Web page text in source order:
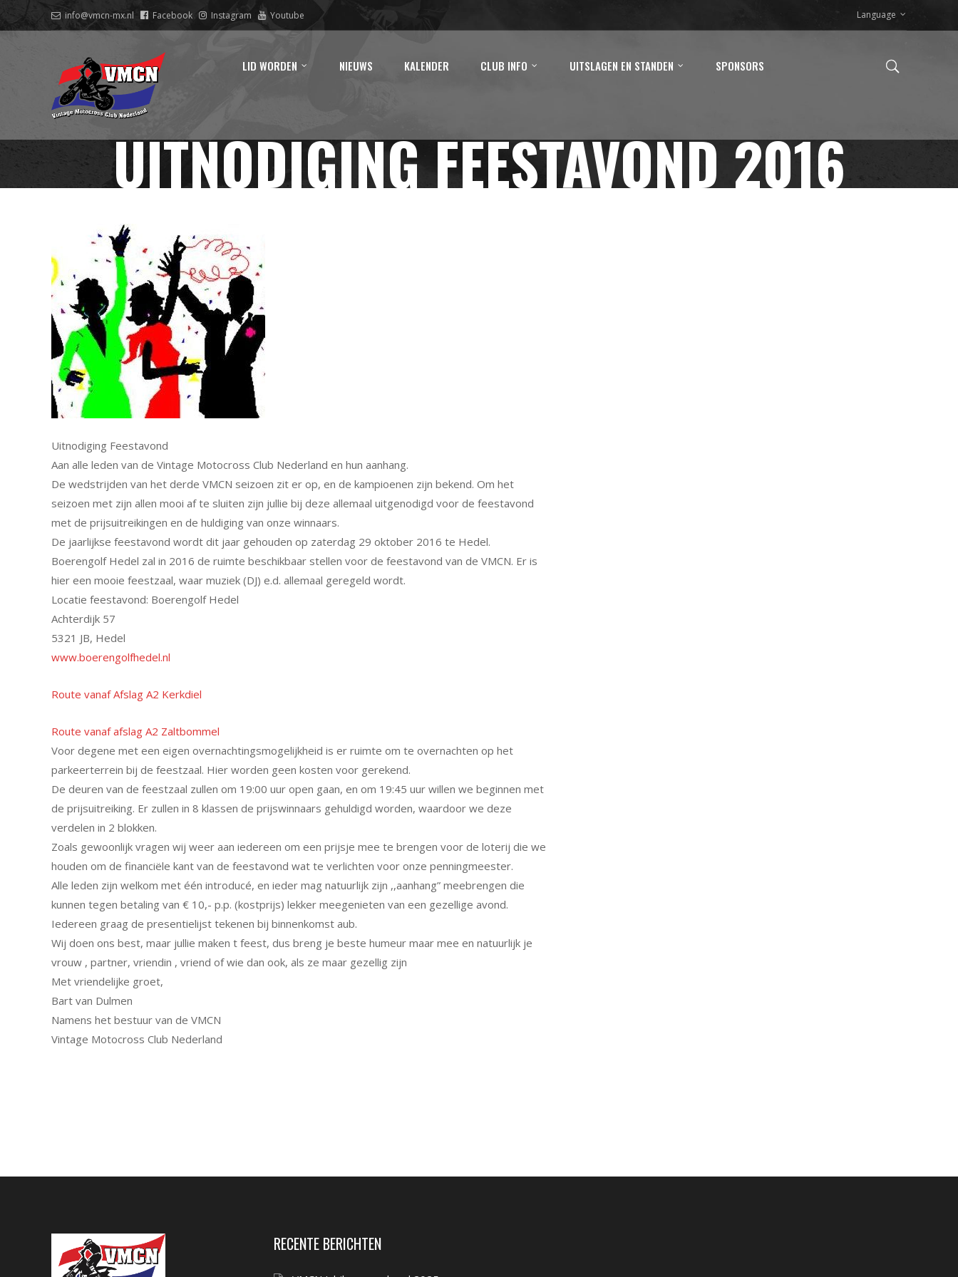
info@vmcn-mx.nl Facebook Instagram Youtube Language
LID WORDEN NIEUWS KALENDER CLUB INFO UITSLAGEN EN STANDEN SPONSORS
UITNODIGING FEESTAVOND 2016
Uitnodiging Feestavond
Aan alle leden van de Vintage Motocross Club Nederland en hun aanhang.
De wedstrijden van het derde VMCN seizoen zit er op, en de kampioenen zijn bekend. Om het
seizoen met zijn allen mooi af te sluiten zijn jullie bij deze allemaal uitgenodigd voor de feestavond
met de prijsuitreikingen en de huldiging van onze winnaars.
De jaarlijkse feestavond wordt dit jaar gehouden op zaterdag 29 oktober 2016 te Hedel.
Boerengolf Hedel zal in 2016 de ruimte beschikbaar stellen voor de feestavond van de VMCN. Er is
hier een mooie feestzaal, waar muziek (DJ) e.d. allemaal geregeld wordt.
Locatie feestavond: Boerengolf Hedel
Achterdijk 57
5321 JB, Hedel
www.boerengolfhedel.nl
Route vanaf Afslag A2 Kerkdiel
Route vanaf afslag A2 Zaltbommel
Voor degene met een eigen overnachtingsmogelijkheid is er ruimte om te overnachten op het
parkeerterrein bij de feestzaal. Hier worden geen kosten voor gerekend.
De deuren van de feestzaal zullen om 19:00 uur open gaan, en om 19:45 uur willen we beginnen met
de prijsuitreiking. Er zullen in 8 klassen de prijswinnaars gehuldigd worden, waardoor we deze
verdelen in 2 blokken.
Zoals gewoonlijk vragen wij weer aan iedereen om een prijsje mee te brengen voor de loterij die we
houden om de financiële kant van de feestavond wat te verlichten voor onze penningmeester.
Alle leden zijn welkom met één introducé, en ieder mag natuurlijk zijn ,,aanhang” meebrengen die
kunnen tegen betaling van € 10,- p.p. (kostprijs) lekker meegenieten van een gezellige avond.
Iedereen graag de presentielijst tekenen bij binnenkomst aub.
Wij doen ons best, maar jullie maken t feest, dus breng je beste humeur maar mee en natuurlijk je
vrouw , partner, vriendin , vriend of wie dan ook, als ze maar gezellig zijn
Met vriendelijke groet,
Bart van Dulmen
Namens het bestuur van de VMCN
Vintage Motocross Club Nederland
RECENTE BERICHTEN